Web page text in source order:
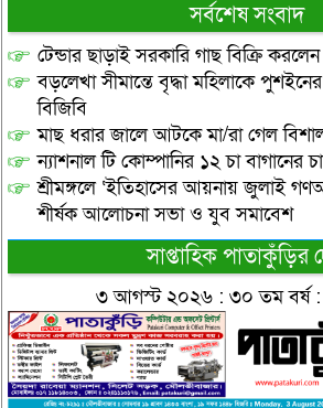
সর্বশেষ সংবাদ
টেন্ডার ছাড়াই সরকারি গাছ বিক্রি
বড়লেখা সীমান্তে বৃদ্ধা মহিলাকে
বিজিবি
মাছ ধরার জালে আটকে মা/রা গেল
ন্যাশনাল টি কোম্পানির ১২ চা বাগানের
শ্রীমঙ্গলে ‘ইতিহাসের আয়নায় জুলাই
শীর্ষক আলোচনা সভা ও যুব সমাবেশ
সাপ্তাহিক পাতাকুঁড়ির
৩ আগস্ট ২০২৬ : ৩০ তম বর্ষ :